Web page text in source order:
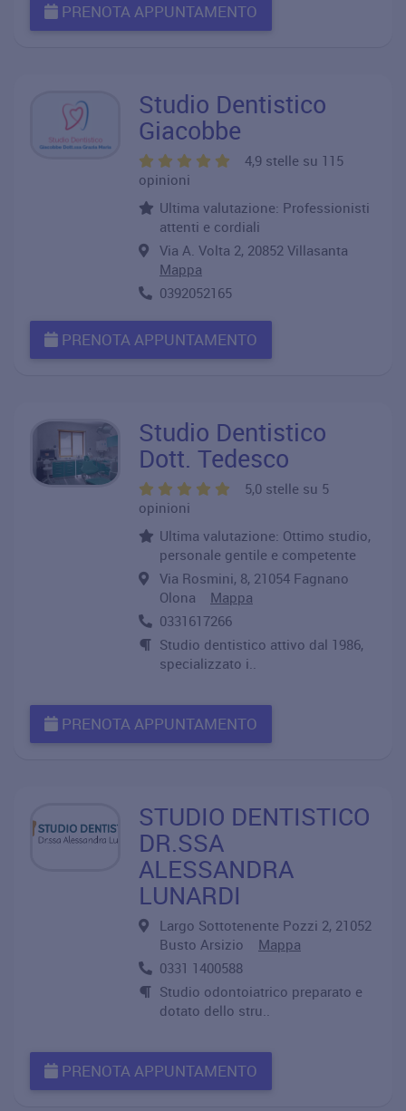
PRENOTA APPUNTAMENTO
Studio Dentistico
Giacobbe
4,9 stelle su 115
opinioni
Ultima valutazione: Professionisti
attenti e cordiali
Via A. Volta 2, 20852 Villasanta
Mappa
0392052165
PRENOTA APPUNTAMENTO
Studio Dentistico
Dott. Tedesco
5,0 stelle su 5
opinioni
Ultima valutazione: Ottimo studio,
personale gentile e competente
Via Rosmini, 8, 21054 Fagnano
Olona Mappa
0331617266
Studio dentistico attivo dal 1986,
specializzato i..
PRENOTA APPUNTAMENTO
STUDIO DENTISTICO
DR.SSA
ALESSANDRA
LUNARDI
Largo Sottotenente Pozzi 2, 21052
Busto Arsizio Mappa
0331 1400588
Studio odontoiatrico preparato e
dotato dello stru..
PRENOTA APPUNTAMENTO